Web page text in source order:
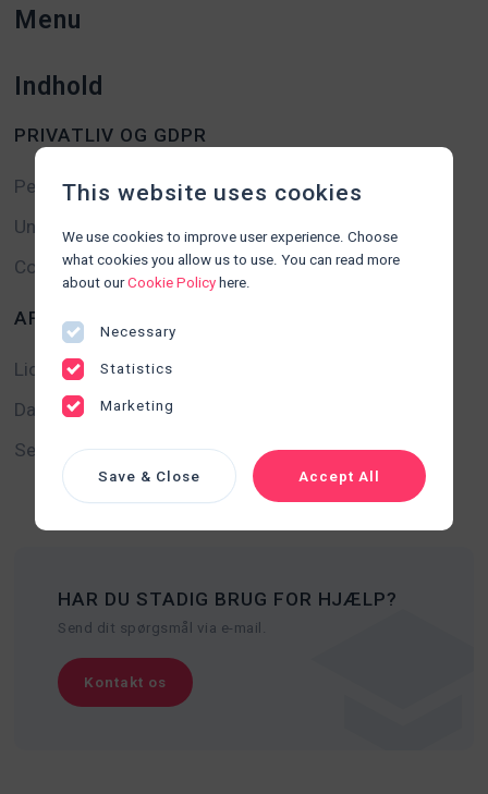
Menu
Indhold
PRIVATLIV OG GDPR
Persondatapolitik
Underdatabehandlere
Cookiepolitik
AFTALER
Licensaftale
Databehandleraftale
Service Level Agreement (SLA)
HAR DU STADIG BRUG FOR HJÆLP?
Send dit spørgsmål via e-mail.
Kontakt os
This website uses cookies
We use cookies to improve user experience. Choose
what cookies you allow us to use. You can read more
about ourCookie Policy here.
Necessary
Statistics
Marketing
Save & Close Accept All